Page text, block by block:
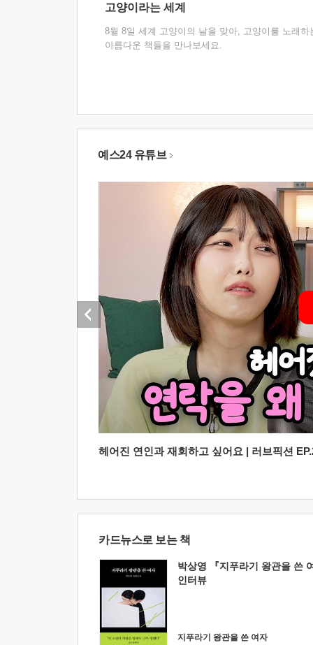
고양이라는 세계
8월 8일 세계 고양이의 날을 맞아, 고양이를 노래하
아름다운 책들을 만나보세요.
예스24 유튜브
헤어진 연인과 재회하고 싶어요 | 러브픽션
카드뉴스로 보는 책
박상영 『지푸라기 왕관을 쓴
인터뷰
지푸라기 왕관을 쓴 여자